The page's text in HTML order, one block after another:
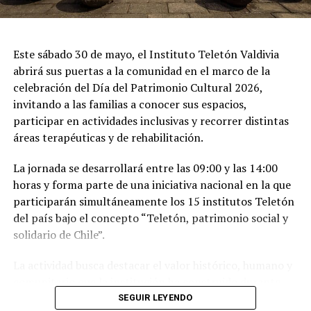
contará con la actuación artística deLos Rancheros
del Calle Calley el grupoAFOVA.
La jornada inicial será este viernes a las16:30horas con
la tradicional “molienda en vivo”, se extenderá hasta el
domingo 21 de abril y la apertura diaria al público será
entre las12:00 y 20:00 horas.
Post Views:
SIGUIENTE
Lanzan obra reunida de la poeta Verónica Zondek en
Valdivia
NO TE PIERDAS
Invitan a celebrar el Día Internacional de la Danza en
Redacción Radio Austral
Este sábado 30 de mayo, el Instituto Teletón Valdivia
abrirá sus puertas a la comunidad en el marco de la
celebración del Día del Patrimonio Cultural 2026,
invitando a las familias a conocer sus espacios,
participar en actividades inclusivas y recorrer distintas
áreas terapéuticas y de rehabilitación.
La jornada se desarrollará entre las 09:00 y las 14:00
horas y forma parte de una iniciativa nacional en la que
participarán simultáneamente los 15 institutos Teletón
del país bajo el concepto “Teletón, patrimonio social y
solidario de Chile”.
sus 48 años de trayectoria junto a millones de personas
SEGUIR LEYENDO